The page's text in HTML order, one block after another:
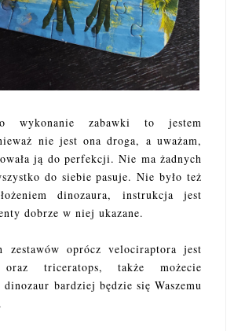
wykonanie zabawki to jestem
nie jest ona droga, a uważam,
ją do perfekcji. Nie ma żadnych
do siebie pasuje. Nie było też
dinozaura, instrukcja jest
dobrze w niej ukazane.
oprócz velociraptora jest
triceratops, także możecie
bardziej będzie się Waszemu